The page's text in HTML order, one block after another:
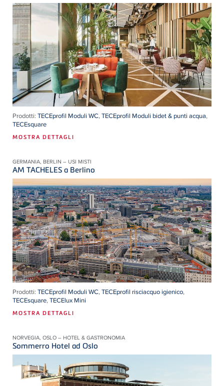
Prodotti: TECEprofil Moduli WC,TECEprofil Moduli bidet & punti acqua,
TECEsquare
MOSTRA DETTAGLI
GERMANIA, BERLIN – USI MISTI
AM TACHELES a Berlino
Prodotti: TECEprofil Moduli WC,TECEprofil risciacquo igienico,
TECEsquare,TECElux Mini
MOSTRA DETTAGLI
NORVEGIA, OSLO – HOTEL & GASTRONOMIA
Sommerro Hotel ad Oslo